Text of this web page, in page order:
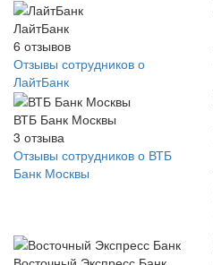
ЛайтБанк
6 отзывов
Отзывы сотрудников о
ЛайтБанк
ВТБ Банк Москвы
3 отзыва
Отзывы сотрудников о ВТБ
Банк Москвы